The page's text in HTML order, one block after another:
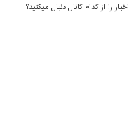
اخبار را از کدام کانال دنبال میکنید؟